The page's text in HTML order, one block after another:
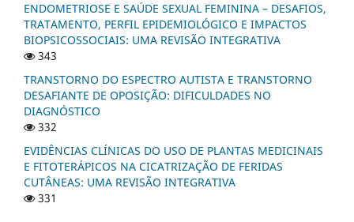
ENDOMETRIOSE E SAÚDE SEXUAL FEMININA – DESAFIOS,
TRATAMENTO, PERFIL EPIDEMIOLÓGICO E IMPACTOS
BIOPSICOSSOCIAIS: UMA REVISÃO INTEGRATIVA
343
TRANSTORNO DO ESPECTRO AUTISTA E TRANSTORNO
DESAFIANTE DE OPOSIÇÃO: DIFICULDADES NO
DIAGNÓSTICO
332
EVIDÊNCIAS CLÍNICAS DO USO DE PLANTAS MEDICINAIS
E FITOTERÁPICOS NA CICATRIZAÇÃO DE FERIDAS
CUTÂNEAS: UMA REVISÃO INTEGRATIVA
331